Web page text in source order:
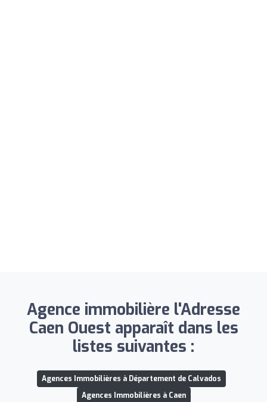
Agence immobilière l'Adresse
Caen Ouest apparaît dans les
listes suivantes :
Agences Immobilières à Département de Calvados
Agences Immobilières à Caen